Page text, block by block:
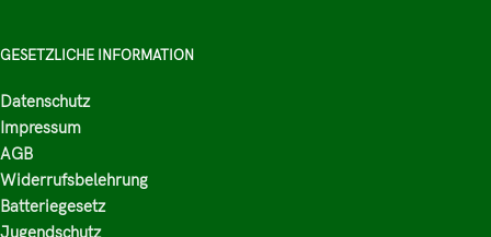
GESETZLICHE INFORMATION
Datenschutz
Impressum
AGB
Widerrufsbelehrung
Batteriegesetz